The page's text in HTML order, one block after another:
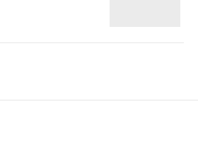
of study